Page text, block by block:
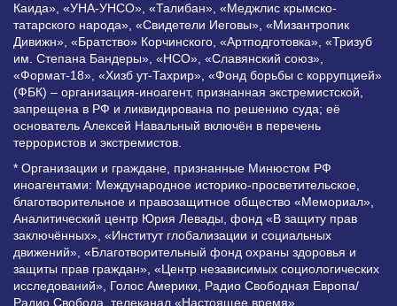
Каида», «УНА-УНСО», «Талибан», «Меджлис крымско-
татарского народа», «Свидетели Иеговы», «Мизантропик
Дивижн», «Братство» Корчинского, «Артподготовка», «Тризуб
им. Степана Бандеры», «НСО», «Славянский союз»,
«Формат-18», «Хизб ут-Тахрир», «Фонд борьбы с коррупцией»
(ФБК) – организация-иноагент, признанная экстремистской,
запрещена в РФ и ликвидирована по решению суда; её
основатель Алексей Навальный включён в перечень
террористов и экстремистов.
* Организации и граждане, признанные Минюстом РФ
иноагентами: Международное историко-просветительское,
благотворительное и правозащитное общество «Мемориал»,
Аналитический центр Юрия Левады, фонд «В защиту прав
заключённых», «Институт глобализации и социальных
движений», «Благотворительный фонд охраны здоровья и
защиты прав граждан», «Центр независимых социологических
исследований», Голос Америки, Радио Свободная Европа/
Радио Свобода, телеканал «Настоящее время»,